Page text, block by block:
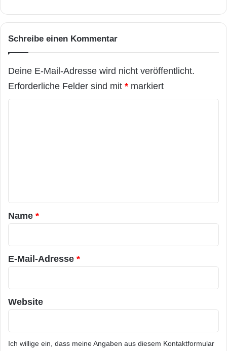
Schreibe einen Kommentar
Deine E-Mail-Adresse wird nicht veröffentlicht.
Erforderliche Felder sind mit * markiert
a
r
*
Name *
E-Mail-Adresse *
Website
Ich willige ein, dass meine Angaben aus diesem Kontaktformular